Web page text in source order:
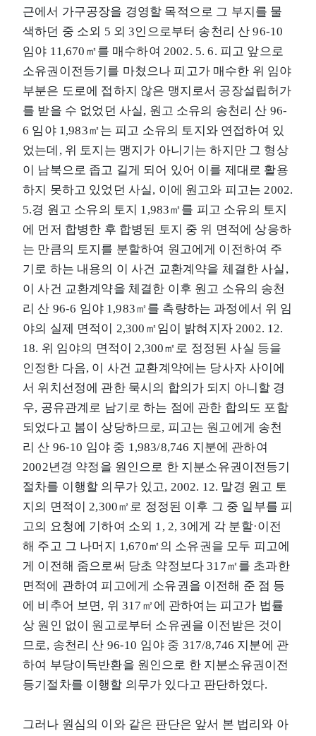
근에서 가구공장을 경영할 목적으로 그 부지를 물
색하던 중 소외 5 외 3인으로부터 송천리 산 96-10
임야 11,670㎡를 매수하여 2002. 5. 6. 피고 앞으로
소유권이전등기를 마쳤으나 피고가 매수한 위 임야
부분은 도로에 접하지 않은 맹지로서 공장설립허가
를 받을 수 없었던 사실, 원고 소유의 송천리 산 96-
6 임야 1,983㎡는 피고 소유의 토지와 연접하여 있
었는데, 위 토지는 맹지가 아니기는 하지만 그 형상
이 남북으로 좁고 길게 되어 있어 이를 제대로 활용
하지 못하고 있었던 사실, 이에 원고와 피고는 2002.
5.경 원고 소유의 토지 1,983㎡를 피고 소유의 토지
에 먼저 합병한 후 합병된 토지 중 위 면적에 상응하
는 만큼의 토지를 분할하여 원고에게 이전하여 주
기로 하는 내용의 이 사건 교환계약을 체결한 사실,
이 사건 교환계약을 체결한 이후 원고 소유의 송천
리 산 96-6 임야 1,983㎡를 측량하는 과정에서 위 임
야의 실제 면적이 2,300㎡임이 밝혀지자 2002. 12.
18. 위 임야의 면적이 2,300㎡로 정정된 사실 등을
인정한 다음, 이 사건 교환계약에는 당사자 사이에
서 위치선정에 관한 묵시의 합의가 되지 아니할 경
우, 공유관계로 남기로 하는 점에 관한 합의도 포함
되었다고 봄이 상당하므로, 피고는 원고에게 송천
리 산 96-10 임야 중 1,983/8,746 지분에 관하여
2002년경 약정을 원인으로 한 지분소유권이전등기
절차를 이행할 의무가 있고, 2002. 12. 말경 원고 토
지의 면적이 2,300㎡로 정정된 이후 그 중 일부를 피
고의 요청에 기하여 소외 1, 2, 3에게 각 분할·이전
해 주고 그 나머지 1,670㎡의 소유권을 모두 피고에
게 이전해 줌으로써 당초 약정보다 317㎡를 초과한
면적에 관하여 피고에게 소유권을 이전해 준 점 등
에 비추어 보면, 위 317㎡에 관하여는 피고가 법률
상 원인 없이 원고로부터 소유권을 이전받은 것이
므로, 송천리 산 96-10 임야 중 317/8,746 지분에 관
하여 부당이득반환을 원인으로 한 지분소유권이전
등기절차를 이행할 의무가 있다고 판단하였다.
그러나 원심의 이와 같은 판단은 앞서 본 법리와 아